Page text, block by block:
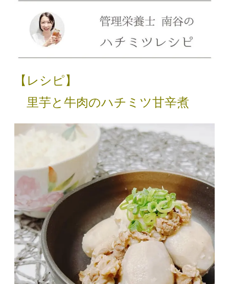
【レシピ】
里芋と牛肉のハチミツ甘辛煮